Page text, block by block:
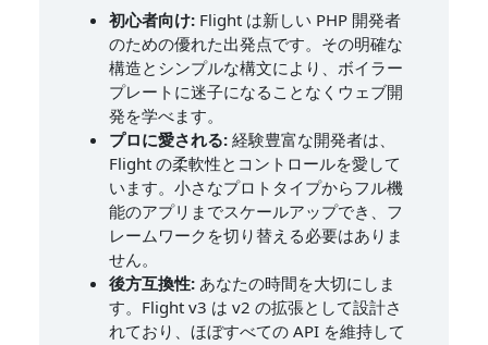
初心者向け: Flight は新しい PHP 開発者
のための優れた出発点です。その明確な
構造とシンプルな構文により、ボイラー
プレートに迷子になることなくウェブ開
発を学べます。
プロに愛される: 経験豊富な開発者は、
Flight の柔軟性とコントロールを愛して
います。小さなプロトタイプからフル機
能のアプリまでスケールアップでき、フ
レームワークを切り替える必要はありま
せん。
後方互換性: あなたの時間を大切にしま
す。Flight v3 は v2 の拡張として設計さ
れており、ほぼすべての API を維持して